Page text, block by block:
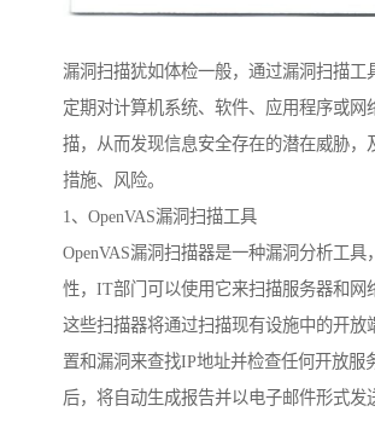
漏洞扫描犹如体检一般，通过漏洞扫描工
定期对计算机系统、软件、应用程序或网
描，从而发现信息安全存在的潜在威胁，
措施、风险。
1、OpenVAS漏洞扫描工具
OpenVAS漏洞扫描器是一种漏洞分析工具
性，IT部门可以使用它来扫描服务器和网
这些扫描器将通过扫描现有设施中的开放
置和漏洞来查找IP地址并检查任何开放服
后，将自动生成报告并以电子邮件形式发